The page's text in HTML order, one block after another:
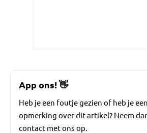
App ons!👋
Heb je een foutje gezien of heb je een
opmerking over dit artikel? Neem
contact met ons op.